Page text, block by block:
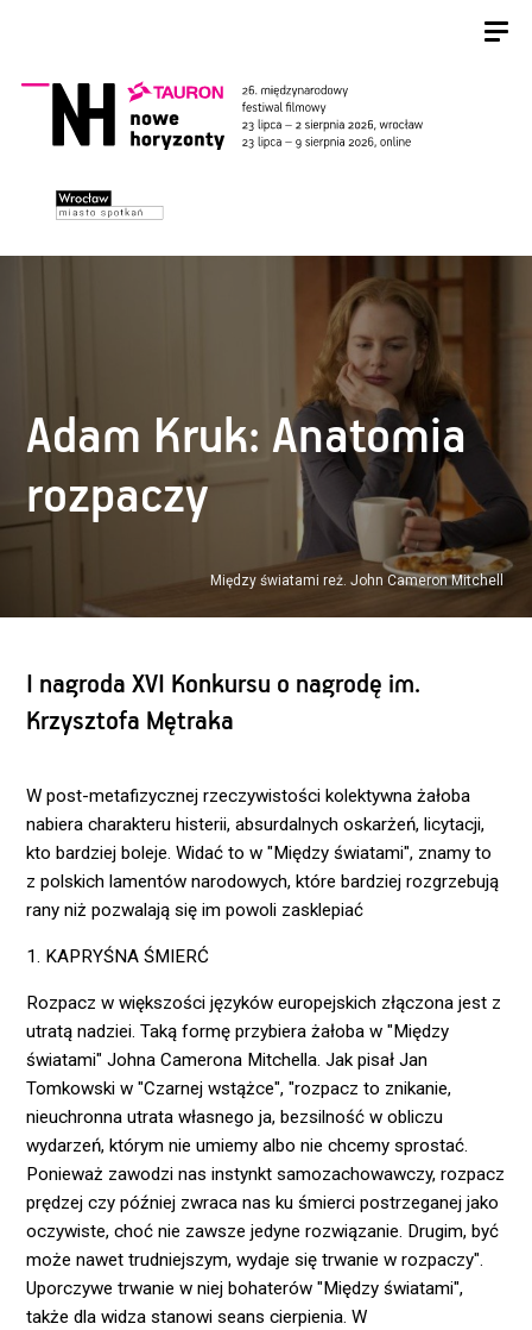
Między światami reż. John Cameron Mitchell
Adam Kruk: Anatomia
rozpaczy
I nagroda XVI Konkursu o nagrodę im.
Krzysztofa Mętraka
W post-metafizycznej rzeczywistości kolektywna żałoba
nabiera charakteru histerii, absurdalnych oskarżeń, licytacji,
kto bardziej boleje. Widać to w "Między światami", znamy to
z polskich lamentów narodowych, które bardziej rozgrzebują
rany niż pozwalają się im powoli zasklepiać
1. KAPRYŚNA ŚMIERĆ
Rozpacz w większości języków europejskich złączona jest z
utratą nadziei. Taką formę przybiera żałoba w "Między
światami" Johna Camerona Mitchella. Jak pisał Jan
Tomkowski w "Czarnej wstążce", "rozpacz to znikanie,
nieuchronna utrata własnego ja, bezsilność w obliczu
wydarzeń, którym nie umiemy albo nie chcemy sprostać.
Ponieważ zawodzi nas instynkt samozachowawczy, rozpacz
prędzej czy później zwraca nas ku śmierci postrzeganej jako
oczywiste, choć nie zawsze jedyne rozwiązanie. Drugim, być
może nawet trudniejszym, wydaje się trwanie w rozpaczy".
Uporczywe trwanie w niej bohaterów "Między światami",
także dla widza stanowi seans cierpienia. W